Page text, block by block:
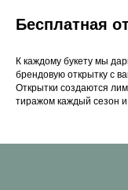
Бесплатная
К каждому букету мы
брендовую открытку с
Открытки создаются
тиражом каждый сезон и